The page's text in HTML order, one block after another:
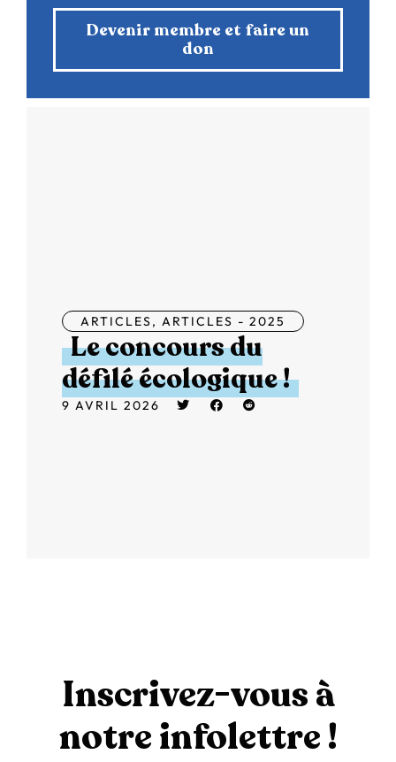
Devenir membre et faire un
don
ARTICLES, ARTICLES - 2025
Le concours du
défilé écologique !
9 AVRIL 2026
Inscrivez-vous à
notre infolettre !